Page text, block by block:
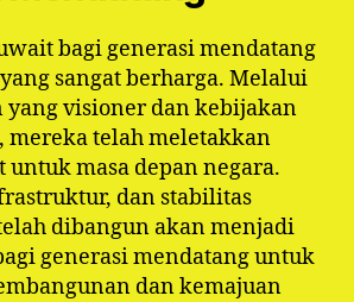
bagi generasi mendatang
sangat berharga. Melalui
visioner dan kebijakan
mereka telah meletakkan
untuk masa depan negara.
dan stabilitas
dibangun akan menjadi
generasi mendatang untuk
dan kemajuan